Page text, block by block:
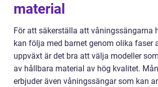
material
För att säkerställa att våningssängarna
kan följa med barnet genom olika faser
uppväxt är det bra att välja modeller
av hållbara material av hög kvalitet.
erbjuder även våningssängar som kan